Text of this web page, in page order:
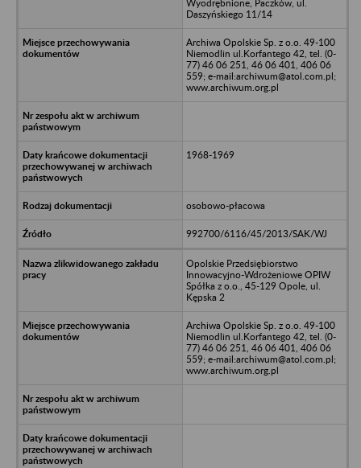
Wyodrębnione, Paczków, ul.
Daszyńskiego 11/14
Archiwa Opolskie Sp. z o.o. 49-100
Niemodlin ul.Korfantego 42, tel. (0-
77) 46 06 251, 46 06 401, 406 06
559; e-mail:archiwum@atol.com.pl;
www.archiwum.org.pl
1968-1969
osobowo-płacowa
992700/6116/45/2013/SAK/WJ
Opolskie Przedsiębiorstwo
Innowacyjno-Wdrożeniowe OPIW
Spółka z o.o., 45-129 Opole, ul.
Kępska 2
Archiwa Opolskie Sp. z o.o. 49-100
Niemodlin ul.Korfantego 42, tel. (0-
77) 46 06 251, 46 06 401, 406 06
559; e-mail:archiwum@atol.com.pl;
www.archiwum.org.pl